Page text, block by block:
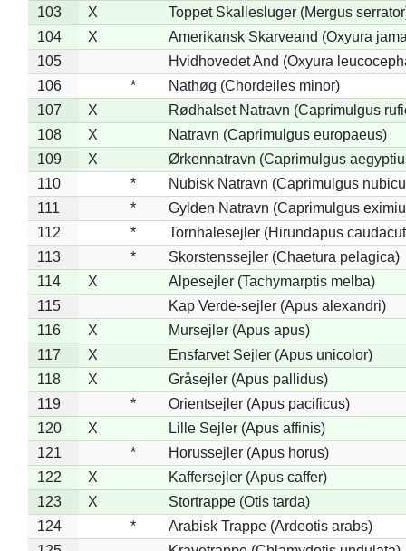
103 X
Toppet Skallesluger (Mergus
104
X
Amerikansk Skarveand (Oxyura
105
Hvidhovedet And (Oxyura
106
*
Nathøg (Chordeiles minor)
107
X
Rødhalset Natravn (Caprimulgus
108
X
Natravn (Caprimulgus europaeus)
109
X
Ørkennatravn (Caprimulgus
110
*
Nubisk Natravn (Caprimulgus
111
*
Gylden Natravn (Caprimulgus
112
*
Tornhalesejler (Hirundapus
113
*
Skorstenssejler (Chaetura pelagica)
114
X
Alpesejler (Tachymarptis melba)
115
Kap Verde-sejler (Apus alexandri)
116
X
Mursejler (Apus apus)
117
X
Ensfarvet Sejler (Apus unicolor)
118
X
Gråsejler (Apus pallidus)
119
*
Orientsejler (Apus pacificus)
120
X
Lille Sejler (Apus affinis)
121
*
Horussejler (Apus horus)
122
X
Kaffersejler (Apus caffer)
123
X
Stortrappe (Otis tarda)
124
*
Arabisk Trappe (Ardeotis arabs)